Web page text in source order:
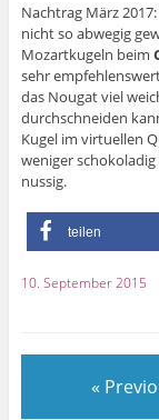
Nachtrag März
nicht so abwegig
Mozartkugeln beim
sehr
das Nougat viel
durchschneiden
Kugel im virtuellen
weniger
nussig.
teilen
10. September 2015
«